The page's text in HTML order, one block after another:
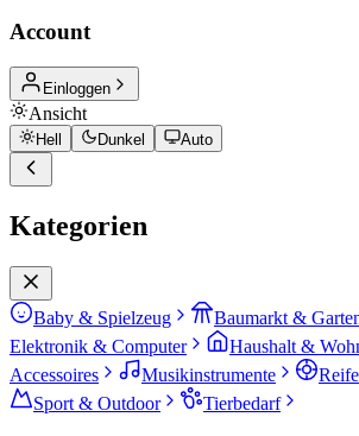
Account
Einloggen
Ansicht
Hell Dunkel Auto
Kategorien
Baby & Spielzeug Baumarkt &
Elektronik & Computer
Haushalt &
Accessoires
Musikinstrumente
Sport & Outdoor
Tierbedarf